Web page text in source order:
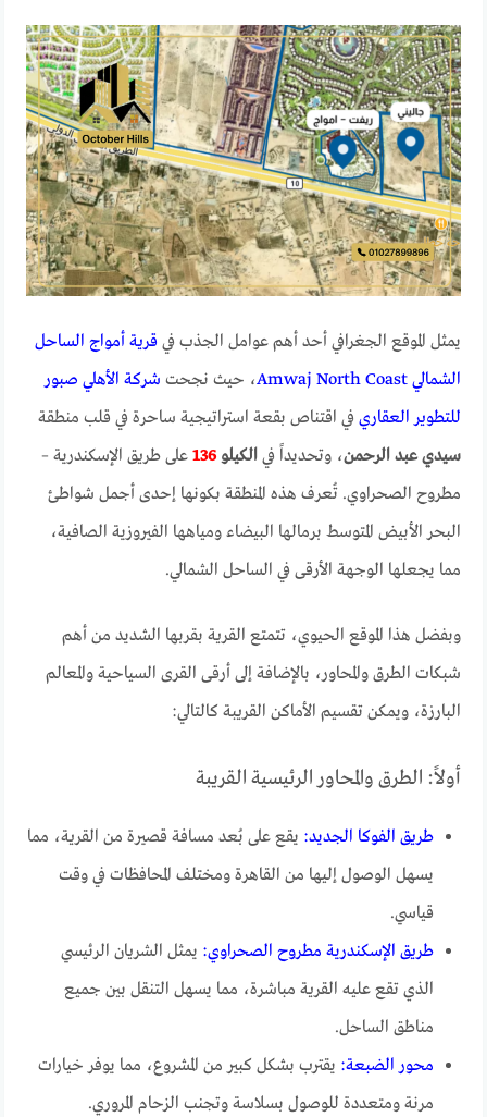
يمثل الموقع الجغرافي أحد أهم عوامل الجذب في قرية أمواج الساحل
الشمالي Amwaj North Coast
، حيث نجحت شركة الأهلي صبور
للتطوير العقاري في اقتناص بقعة استراتيجية ساحرة في قلب منطقة
سيدي عبد الرحمن، وتحديداً فيالكيلو136 على طريق الإسكندرية –
مطروح الصحراوي. تُعرف هذه المنطقة بكونها إحدى أجمل شواطئ
البحر الأبيض المتوسط برمالها البيضاء ومياهها الفيروزية الصافية،
مما يجعلها الوجهة الأرقى في الساحل الشمالي.
وبفضل هذا الموقع الحيوي، تتمتع القرية بقربها الشديد من أهم
شبكات الطرق والمحاور، بالإضافة إلى أرقى القرى السياحية والمعالم
البارزة، ويمكن تقسيم الأماكن القريبة كالتالي:
أولاً: الطرق والمحاور الرئيسية القريبة
طريق الفوكا الجديد: يقع على بُعد مسافة قصيرة من القرية، مما
يسهل الوصول إليها من القاهرة ومختلف المحافظات في وقت
قياسي.
طريق الإسكندرية مطروح الصحراوي: يمثل الشريان الرئيسي
الذي تقع عليه القرية مباشرة، مما يسهل التنقل بين جميع
مناطق الساحل.
محور الضبعة: يقترب بشكل كبير من المشروع، مما يوفر خيارات
مرنة ومتعددة للوصول بسلاسة وتجنب الزحام المروري.